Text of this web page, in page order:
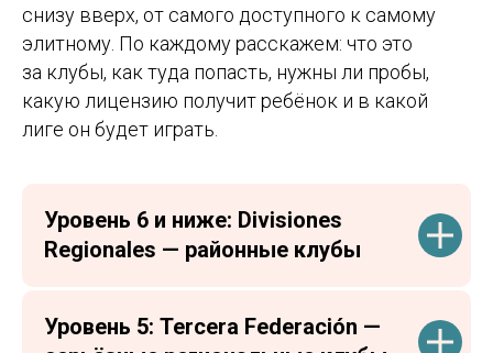
снизу вверх, от самого доступного к самому
элитному. По каждому расскажем: что это
за клубы, как туда попасть, нужны ли пробы,
какую лицензию получит ребёнок и в какой
лиге он будет играть.
Уровень 6 и ниже: Divisiones
Regionales — районные клубы
Уровень 5: Tercera Federación —